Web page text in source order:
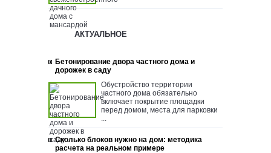
АКТУАЛЬНОЕ
Бетонирование двора частного дома и
дорожек в саду
Обустройство территории
частного дома обязательно
включает покрытие площадки
перед домом, места для парковки
...
Сколько блоков нужно на дом: методика
расчета на реальном примере